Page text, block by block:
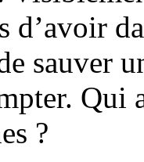
d’avoir
sauver
?